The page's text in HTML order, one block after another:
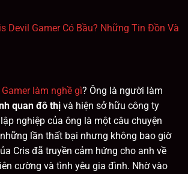
Devil Gamer Có Bầu? Những Tin Đồn Và
làm nghề gì? Ông là người làm
quan đô thị và hiện sở hữu công ty
nghiệp của ông là một câu chuyện
lần thất bại nhưng không bao giờ
Cris đã truyền cảm hứng cho anh về
cường và tình yêu gia đình. Nhờ vào